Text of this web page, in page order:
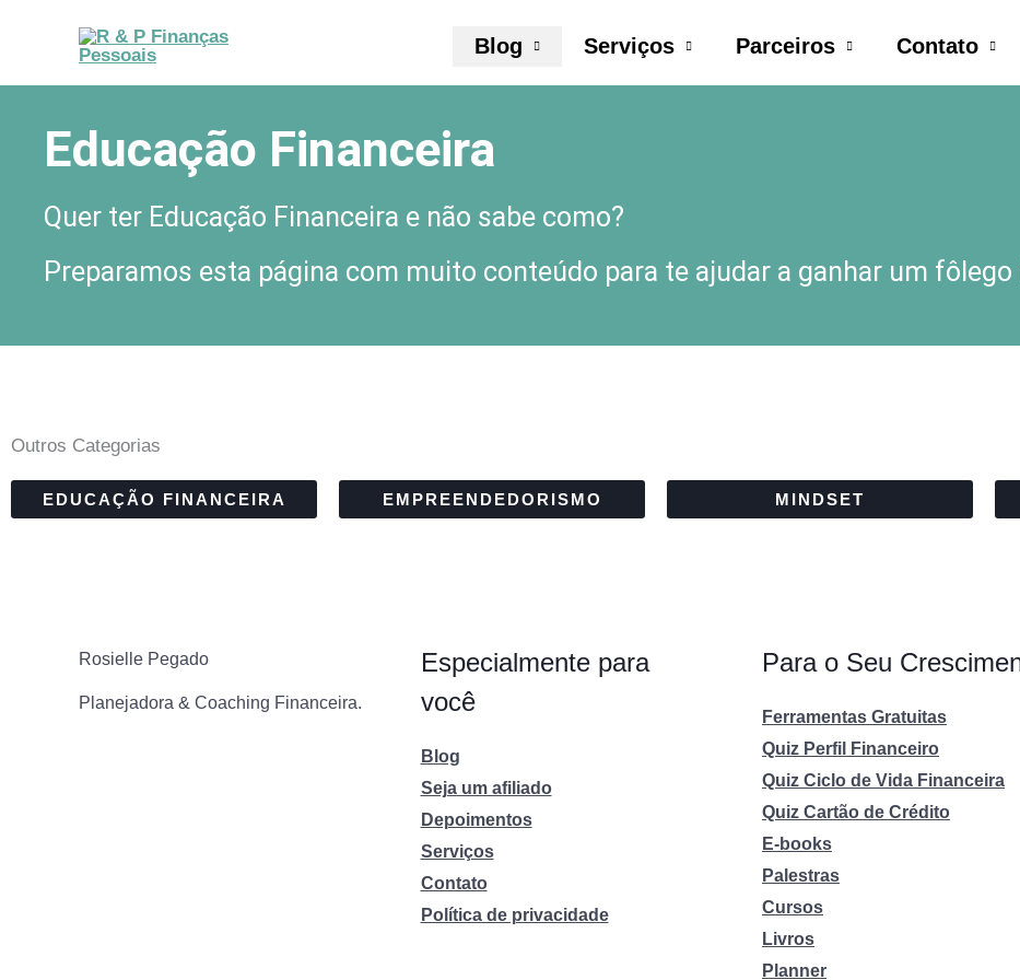
o
Blog Serviços Parceiros Contato
Educação Financeira
Quer ter Educação Financeira e não sabe como?
Preparamos esta página com muito conteúdo para te ajudar a ganhar um
Outros Categorias
EDUCAÇÃO FINANCEIRA EMPREENDEDORISMO MINDSET
Rosielle Pegado
Planejadora & Coaching Financeira.
Especialmente para
você
Blog
Seja um afiliado
Depoimentos
Serviços
Contato
Política de privacidade
Para o Seu
Ferramentas Gratuitas
Quiz Perfil Financeiro
Quiz Ciclo de Vida Financeira
Quiz Cartão de Crédito
E-books
Palestras
Cursos
Livros
Planner